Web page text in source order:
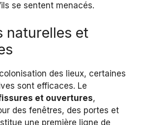
se sentent menacés.
naturelles et
des lieux, certaines
sont efficaces. Le
et ouvertures,
des fenêtres, des portes et
une première ligne de